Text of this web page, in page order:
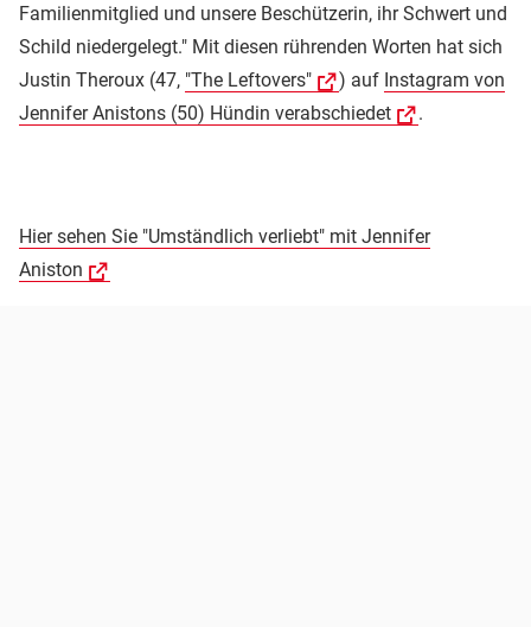
Familienmitglied und unsere Beschützerin, ihr Schwert und
Schild niedergelegt." Mit diesen rührenden Worten hat sich
Justin Theroux (47, "The Leftovers" ) auf Instagram von
Jennifer Anistons (50) Hündin verabschiedet
.
Hier sehen Sie "Umständlich verliebt" mit Jennifer
Aniston